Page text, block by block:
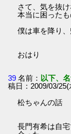
さて、気を抜
本当に困ったも
僕は車を降り、
おはり
39 名前： 以下、
稿日：2009/03/
松ちゃんの話
長門有希は自